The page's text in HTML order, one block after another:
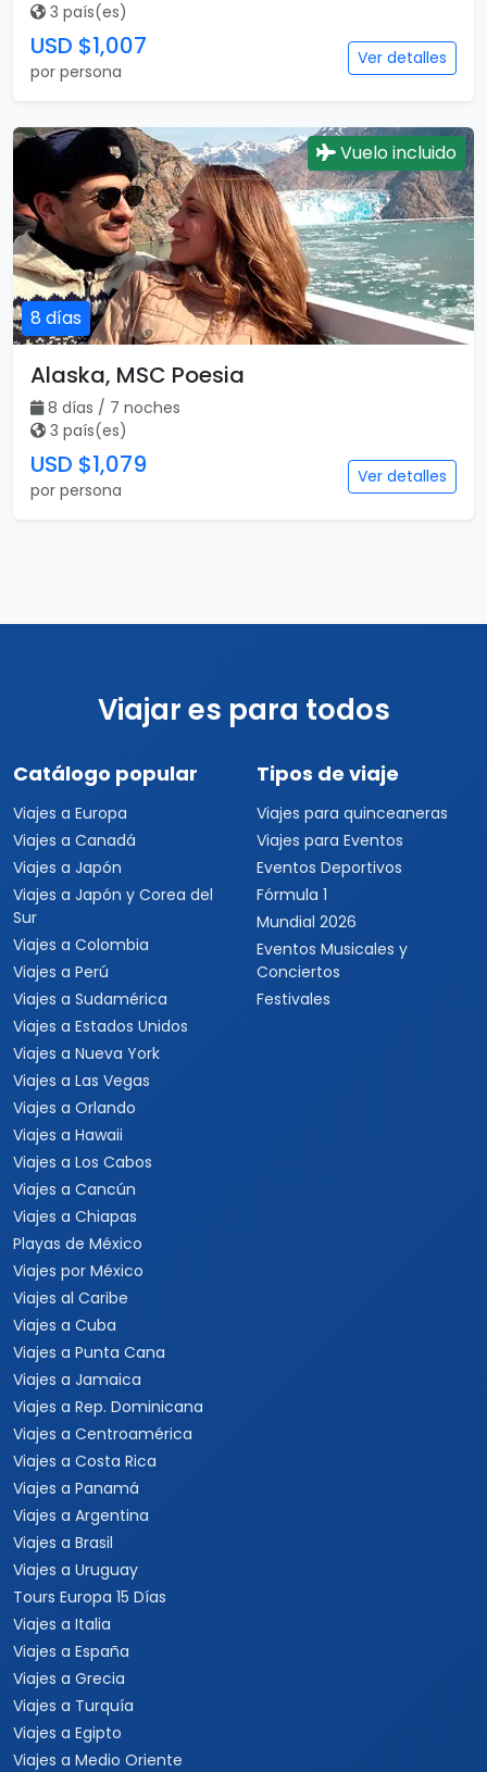
3 país(es)
USD $1,007
por persona
Ver detalles
8 días
Vuelo incluido
Alaska, MSC Poesia
8 días / 7 noches
3 país(es)
USD $1,079
por persona
Ver detalles
Viajar es para todos
Catálogo popular
Viajes a Europa
Viajes a Canadá
Viajes a Japón
Viajes a Japón y Corea del
Sur
Viajes a Colombia
Viajes a Perú
Viajes a Sudamérica
Viajes a Estados Unidos
Viajes a Nueva York
Viajes a Las Vegas
Viajes a Orlando
Viajes a Hawaii
Viajes a Los Cabos
Viajes a Cancún
Viajes a Chiapas
Playas de México
Viajes por México
Viajes al Caribe
Viajes a Cuba
Viajes a Punta Cana
Viajes a Jamaica
Viajes a Rep. Dominicana
Viajes a Centroamérica
Viajes a Costa Rica
Viajes a Panamá
Viajes a Argentina
Viajes a Brasil
Viajes a Uruguay
Tours Europa 15 Días
Viajes a Italia
Viajes a España
Viajes a Grecia
Viajes a Turquía
Viajes a Egipto
Viajes a Medio Oriente
Tipos de viaje
Viajes para quinceaneras
Viajes para Eventos
Eventos Deportivos
Fórmula 1
Mundial 2026
Eventos Musicales y
Conciertos
Festivales